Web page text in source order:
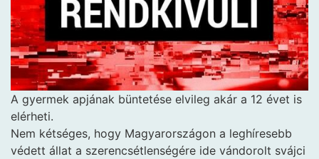
A gyermek apjának büntetése elvileg akár a 12 évet is
elérheti.
Nem kétséges, hogy Magyarországon a leghíresebb
védett állat a szerencsétlenségére ide vándorolt svájci